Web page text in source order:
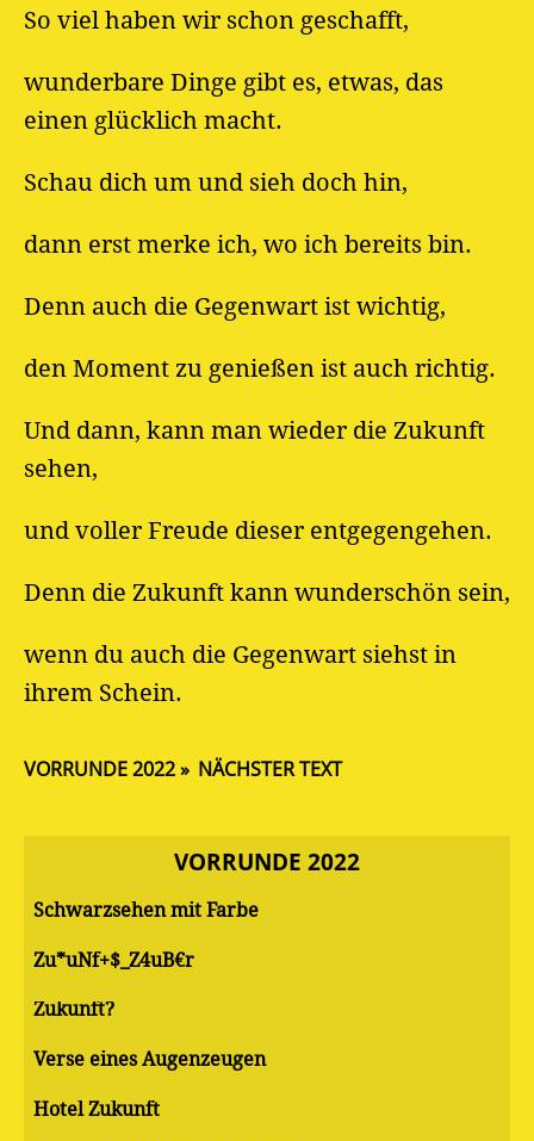
So viel haben wir schon geschafft,
wunderbare Dinge gibt es, etwas, das
einen glücklich macht.
Schau dich um und sieh doch hin,
dann erst merke ich, wo ich bereits bin.
Denn auch die Gegenwart ist wichtig,
den Moment zu genießen ist auch richtig.
Und dann, kann man wieder die Zukunft
sehen,
und voller Freude dieser entgegengehen.
Denn die Zukunft kann wunderschön sein,
wenn du auch die Gegenwart siehst in
ihrem Schein.
VORRUNDE 2022 NÄCHSTER TEXT
VORRUNDE 2022
Schwarzsehen mit Farbe
Zu*uNf+$_Z4uB€r
Zukunft?
Verse eines Augenzeugen
Hotel Zukunft